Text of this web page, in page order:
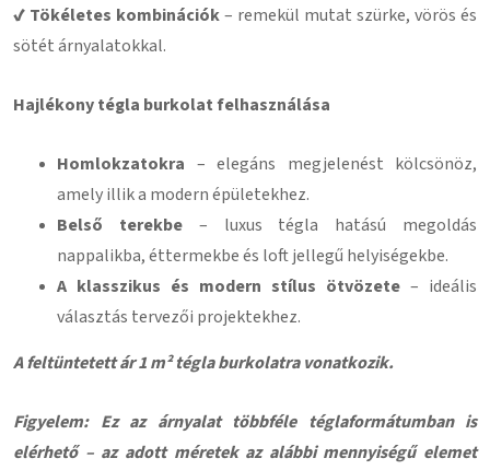
✔ Tökéletes kombinációk– remekül mutat szürke, vörös és
sötét árnyalatokkal.
Hajlékony tégla burkolat felhasználása
Homlokzatokra – elegáns megjelenést kölcsönöz,
amely illik a modern épületekhez.
Belső terekbe– luxus tégla hatású megoldás
nappalikba, éttermekbe és loft jellegű helyiségekbe.
A klasszikus és modern stílus ötvözete – ideális
választás tervezői projektekhez.
A feltüntetett ár 1 m² tégla burkolatra vonatkozik.
Figyelem: Ez az árnyalat többféle téglaformátumban is
elérhető – az adott méretek az alábbi mennyiségű elemet